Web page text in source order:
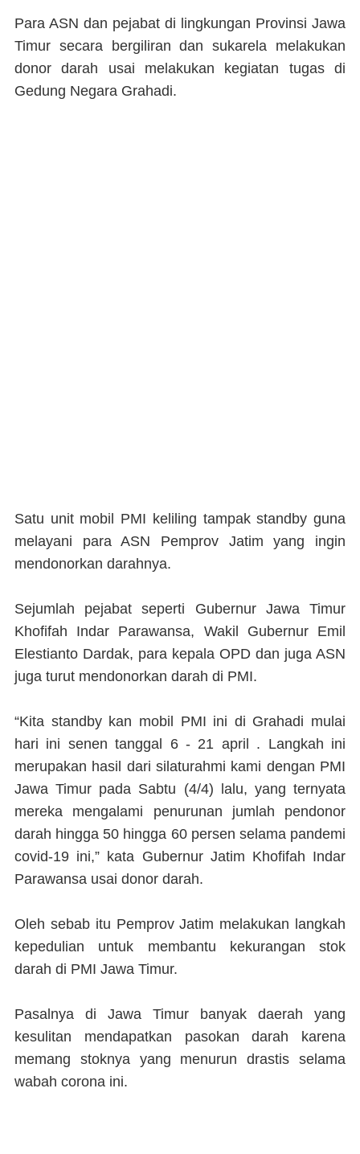
Para ASN dan pejabat di lingkungan Provinsi Jawa
Timur secara bergiliran dan sukarela melakukan
donor darah usai melakukan kegiatan tugas di
Gedung Negara Grahadi.
Satu unit mobil PMI keliling tampak standby guna
melayani para ASN Pemprov Jatim yang ingin
mendonorkan darahnya.
Sejumlah pejabat seperti Gubernur Jawa Timur
Khofifah Indar Parawansa, Wakil Gubernur Emil
Elestianto Dardak, para kepala OPD dan juga ASN
juga turut mendonorkan darah di PMI.
“Kita standby kan mobil PMI ini di Grahadi mulai
hari ini senen tanggal 6 - 21 april . Langkah ini
merupakan hasil dari silaturahmi kami dengan PMI
Jawa Timur pada Sabtu (4/4) lalu, yang ternyata
mereka mengalami penurunan jumlah pendonor
darah hingga 50 hingga 60 persen selama pandemi
covid-19 ini,” kata Gubernur Jatim Khofifah Indar
Parawansa usai donor darah.
Oleh sebab itu Pemprov Jatim melakukan langkah
kepedulian untuk membantu kekurangan stok
darah di PMI Jawa Timur.
Pasalnya di Jawa Timur banyak daerah yang
kesulitan mendapatkan pasokan darah karena
memang stoknya yang menurun drastis selama
wabah corona ini.